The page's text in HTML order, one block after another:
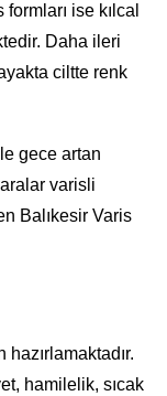
ise kılcal
Daha ileri
ciltte renk
gece artan
varisli
Balıkesir Varis
hamilelik, sıcak